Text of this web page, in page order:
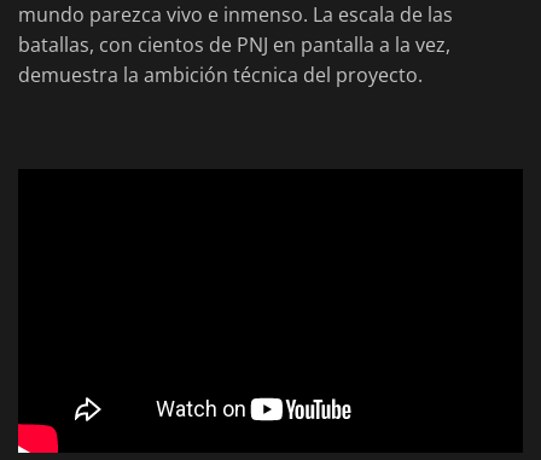
mundo parezca vivo e inmenso. La escala de las
batallas, con cientos de PNJ en pantalla a la vez,
demuestra la ambición técnica del proyecto.